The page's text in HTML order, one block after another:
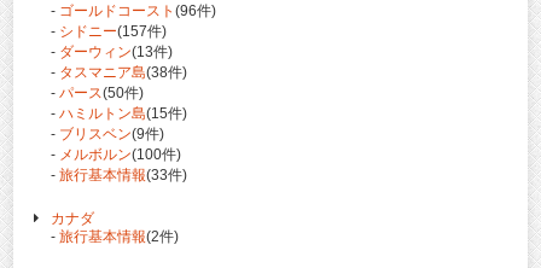
- ゴールドコースト (96件)
- シドニー(157件)
- ダーウィン(13件)
- タスマニア島(38件)
- パース(50件)
- ハミルトン島(15件)
- ブリスベン(9件)
- メルボルン(100件)
- 旅行基本情報(33件)
カナダ
- 旅行基本情報(2件)